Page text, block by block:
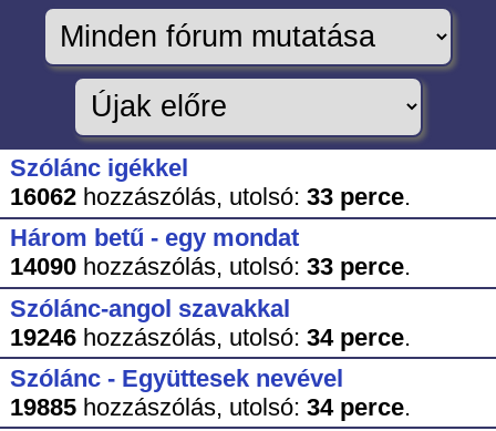
Szólánc igékkel
16062hozzászólás, utolsó: 33 perce.
Három betű - egy mondat
14090hozzászólás, utolsó: 33 perce.
Szólánc-angol szavakkal
19246hozzászólás, utolsó: 34 perce.
Szólánc - Együttesek nevével
19885hozzászólás, utolsó: 34 perce.